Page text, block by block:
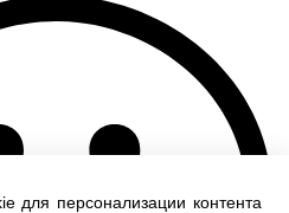
для персонализации контента